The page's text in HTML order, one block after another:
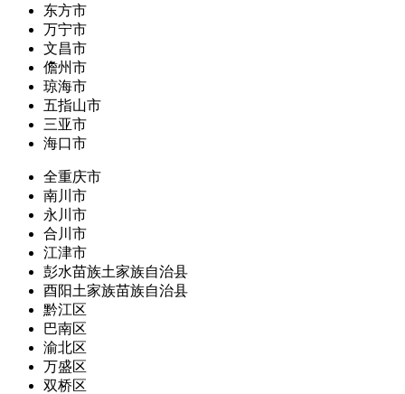
东方市
万宁市
文昌市
儋州市
琼海市
五指山市
三亚市
海口市
全重庆市
南川市
永川市
合川市
江津市
彭水苗族土家族自治县
酉阳土家族苗族自治县
黔江区
巴南区
渝北区
万盛区
双桥区